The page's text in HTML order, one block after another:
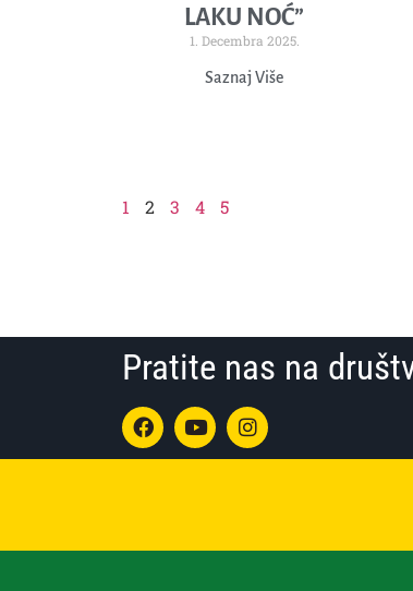
LAKU NOĆ”
1. Decembra 2025.
Saznaj Više
1 2 3 4 5
Pratite nas na